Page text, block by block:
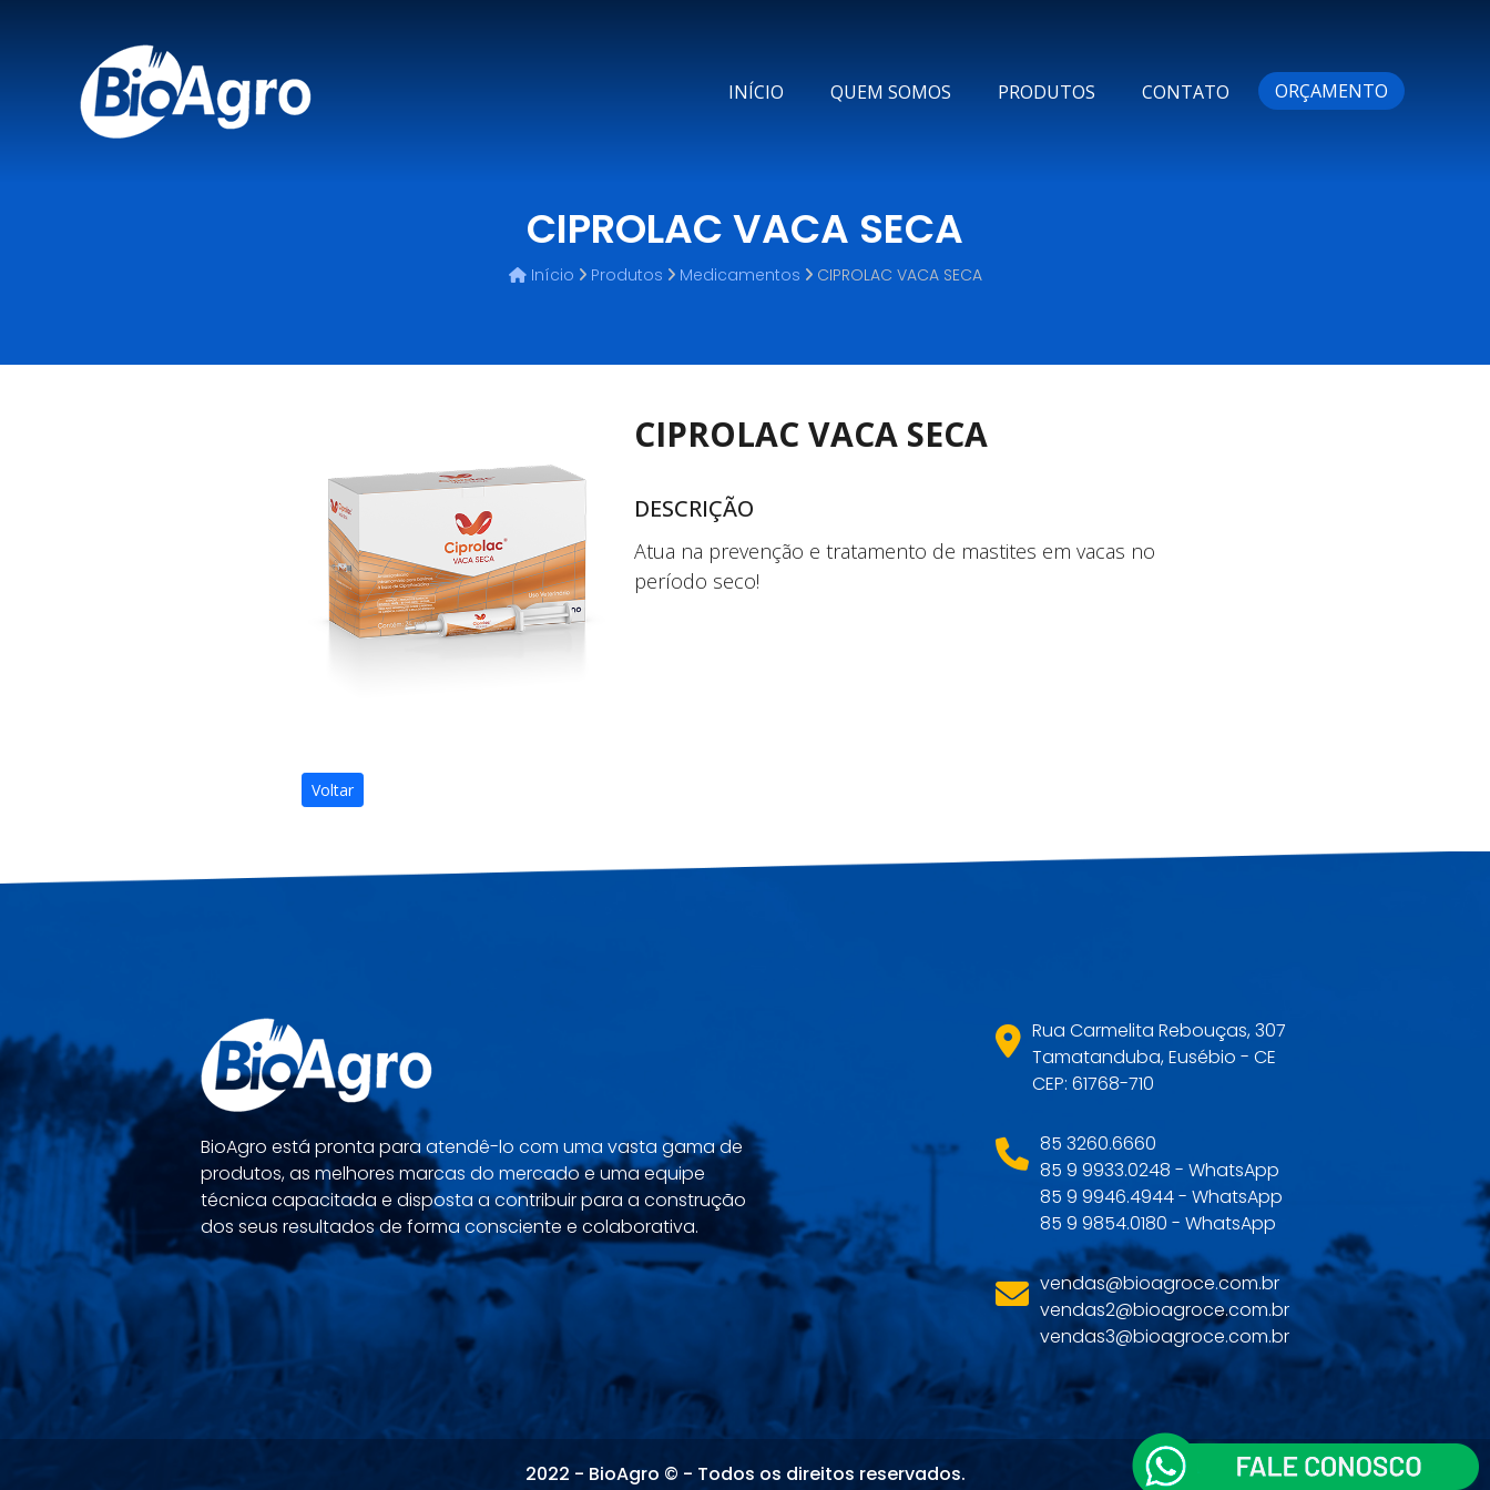
INÍCIO QUEM SOMOS PRODUTOS CONTATO ORÇAMENTO
CIPROLAC VACA SECA
Início Produtos Medicamentos CIPROLAC VACA SECA
CIPROLAC VACA SECA
DESCRIÇÃO
Atua na prevenção e tratamento de mastites em vacas no
período seco!
Voltar
BioAgro está pronta para atendê-lo com uma vasta gama de
produtos, as melhores marcas do mercado e uma equipe
técnica capacitada e disposta a contribuir para a construção
dos seus resultados de forma consciente e colaborativa.
Rua Carmelita Rebouças, 307
Tamatanduba, Eusébio - CE
CEP: 61768-710
85 3260.6660
85 9 9933.0248 - WhatsApp
85 9 9946.4944 - WhatsApp
85 9 9854.0180 - WhatsApp
vendas@bioagroce.com.br
vendas2@bioagroce.com.br
vendas3@bioagroce.com.br
2022 - BioAgro © - Todos os direitos reservados.